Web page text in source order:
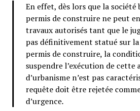
En effet, dès lors que la société
permis de construire ne peut
travaux autorisés tant que le
pas définitivement statué sur
permis de construire, la
suspendre l’exécution de cette
d’urbanisme n’est pas
requête doit être rejetée
d’urgence.